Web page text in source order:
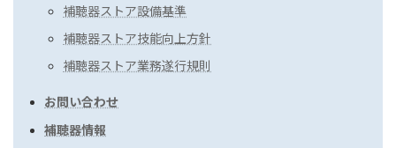
補聴器ストア設備基準
補聴器ストア技能向上方針
補聴器ストア業務遂行規則
お問い合わせ
補聴器情報